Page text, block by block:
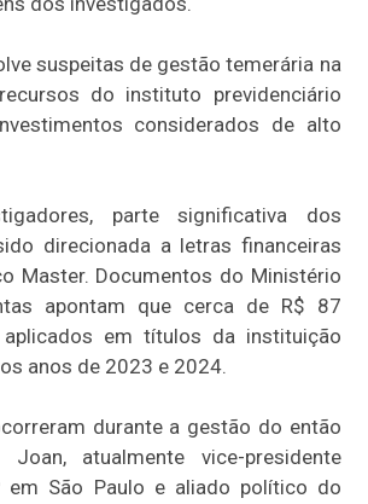
suspeitas de gestão temerária na
do instituto previdenciário
considerados de alto
parte significativa dos
direcionada a letras financeiras
Master. Documentos do Ministério
apontam que cerca de R$ 87
em títulos da instituição
anos de 2023 e 2024.
durante a gestão do então
Joan, atualmente vice-presidente
em São Paulo e aliado político do